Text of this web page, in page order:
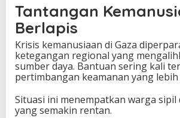
Tantangan
Berlapis
Krisis kemanusiaan di Gaza
ketegangan regional yang
sumber daya. Bantuan sering kali
pertimbangan keamanan yang lebih
Situasi ini menempatkan warga sipil
yang semakin rentan.